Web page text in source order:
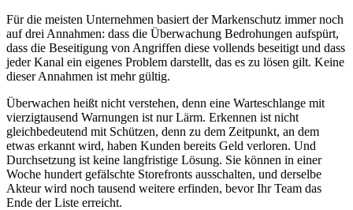
Für die meisten Unternehmen basiert der Markenschutz immer noch
auf drei Annahmen: dass die Überwachung Bedrohungen aufspürt,
dass die Beseitigung von Angriffen diese vollends beseitigt und dass
jeder Kanal ein eigenes Problem darstellt, das es zu lösen gilt. Keine
dieser Annahmen ist mehr gültig.
Überwachen heißt nicht verstehen, denn eine Warteschlange mit
vierzigtausend Warnungen ist nur Lärm. Erkennen ist nicht
gleichbedeutend mit Schützen, denn zu dem Zeitpunkt, an dem
etwas erkannt wird, haben Kunden bereits Geld verloren. Und
Durchsetzung ist keine langfristige Lösung. Sie können in einer
Woche hundert gefälschte Storefronts ausschalten, und derselbe
Akteur wird noch tausend weitere erfinden, bevor Ihr Team das
Ende der Liste erreicht.